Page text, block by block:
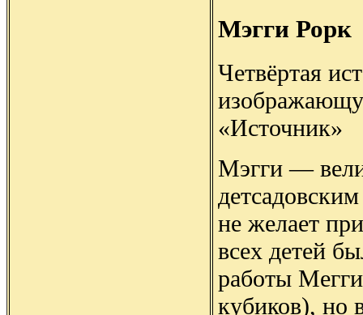
Мэгги Рорк
Четвёртая
«Источник»
Мэгги —
не желает
всех детей
работы
кубиков), но